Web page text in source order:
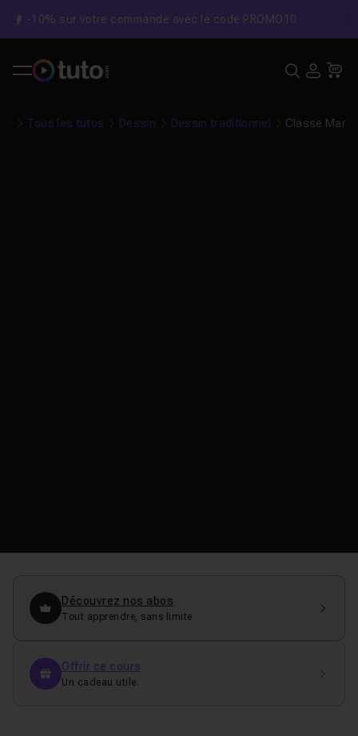
-10% sur votre commande avec le code PROMO10
Tous les tutos Dessin Dessin traditionnel Classe
Découvrez nos abos
Tout apprendre, sans limite
Offrir ce cours
Un cadeau utile.